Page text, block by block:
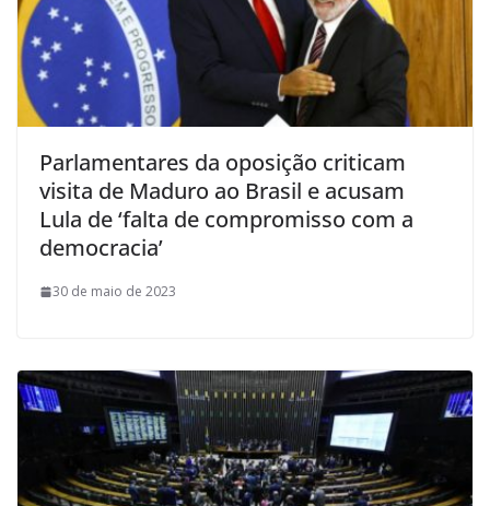
Parlamentares da oposição criticam
visita de Maduro ao Brasil e acusam
Lula de ‘falta de compromisso com a
democracia’
30 de maio de 2023